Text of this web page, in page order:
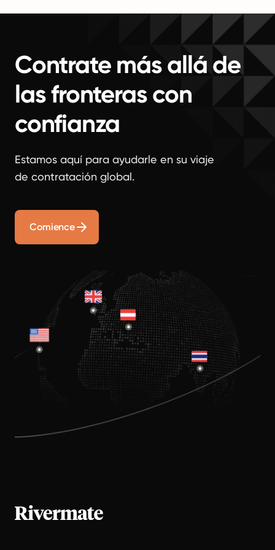
Contrate más allá de
las fronteras con
confianza
Estamos aquí para ayudarle en su viaje
de contratación global.
Comience